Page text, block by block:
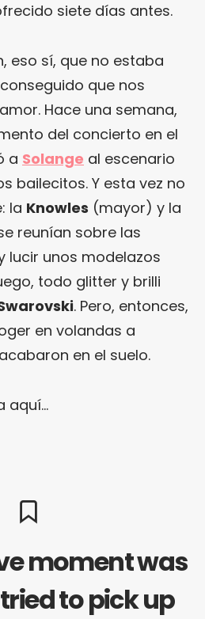
siete días antes.
eso sí, que no estaba
que nos
Hace una semana,
del concierto en el
a Solange al escenario
bailecitos. Y esta vez no
la Knowles (mayor) y la
reunían sobre las
lucir unos modelazos
todo glitter y brilli
. Pero, entonces,
en volandas a
en el suelo.
aquí…
moment was
to pick up